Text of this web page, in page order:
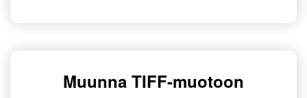
Muunna TIFF-muotoon